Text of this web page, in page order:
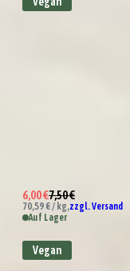
6,00 €7,50 €
70,59 € / kg,zzgl. Versand
Auf Lager
Vegan